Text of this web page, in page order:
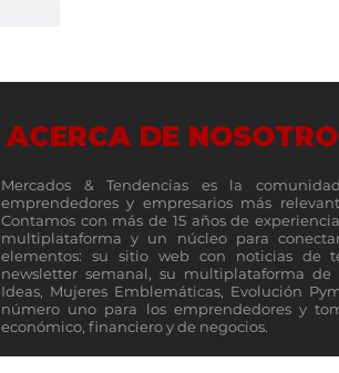
ACERCA DE
Mercados & Tendencias es la
emprendedores y empresarios más
Contamos con más de 15 años de
multiplataforma y un núcleo para
elementos: su sitio web con noticias de
newsletter semanal, su multiplataforma de
Ideas, Mujeres Emblemáticas, Evolución
número uno para los emprendedores y
económico, financiero y de negocios.